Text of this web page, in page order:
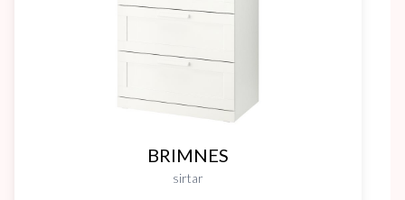
BRIMNES
sirtar